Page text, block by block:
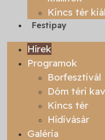
Kincs tér
Festipay
Hírek
Programok
Borfesztivál
Dóm téri
Kincs tér
Hídivásár
Galéria